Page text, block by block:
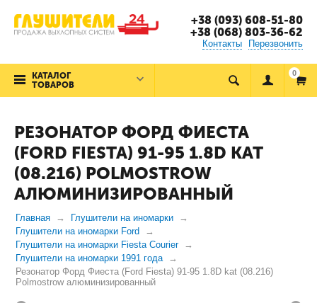
+38 (093) 608-51-80
+38 (068) 803-36-62
Контакты Перезвонить
КАТАЛОГ
ТОВАРОВ
0
РЕЗОНАТОР ФОРД ФИЕСТА
(FORD FIESTA) 91-95 1.8D KAT
(08.216) POLMOSTROW
АЛЮМИНИЗИРОВАННЫЙ
Главная
Глушители на иномарки
Глушители на иномарки Ford
Глушители на иномарки Fiesta Courier
Глушители на иномарки 1991 года
Резонатор Форд Фиеста (Ford Fiesta) 91-95 1.8D kat (08.216)
Polmostrow алюминизированный